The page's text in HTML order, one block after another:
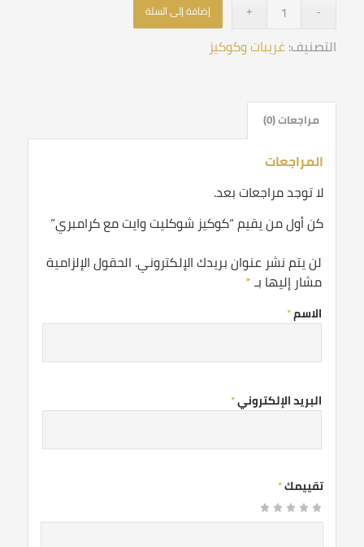
إضافة إلى السلة
التصنيف:غريبات وكوكيز
مراجعات (0)
المراجعات
لا توجد مراجعات بعد.
كن أول من يقيم “كوكيز شوكليت وايت مع كرامبري”
لن يتم نشر عنوان بريدك الإلكتروني. الحقول الإلزامية
مشار إليها بـ*
الاسم*
البريد الإلكتروني*
تقييمك*
1
23 من
4 من
5 من أصل 5